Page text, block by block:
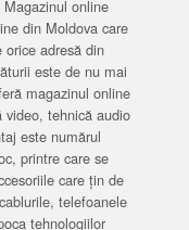
online
din Moldova care
adresă din
este de nu mai
magazinul online
video, tehnică audio
este numărul
printre care se
care țin de
telefoanele
tehnologiilor